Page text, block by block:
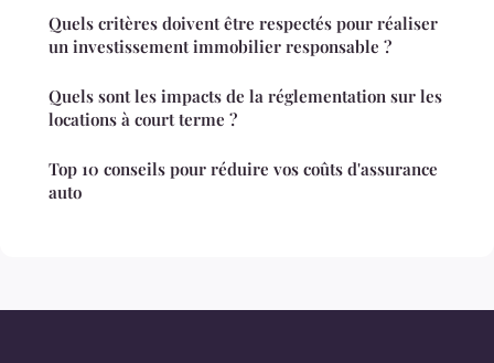
Quels critères doivent être respectés pour réaliser
un investissement immobilier responsable ?
Quels sont les impacts de la réglementation sur les
locations à court terme ?
Top 10 conseils pour réduire vos coûts d'assurance
auto